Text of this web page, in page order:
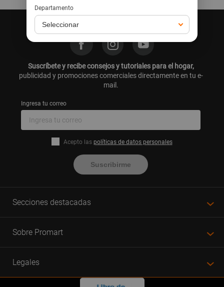
Síguenos en nuestras redes:
Suscríbete y recibe consejos y tutoriales para el hogar,
publicidad y promociones comerciales directamente en tu e-
mail.
Ingresa tu correo
Acepto las políticas de datos personales
Suscribirme
Secciones destacadas
Sobre Promart
Legales
Departamento